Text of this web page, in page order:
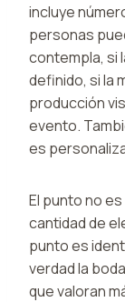
incluye
personas
contempla, si
definido, si la
producción
evento.
es
El punto no
cantidad de
punto es
verdad la
que valoran